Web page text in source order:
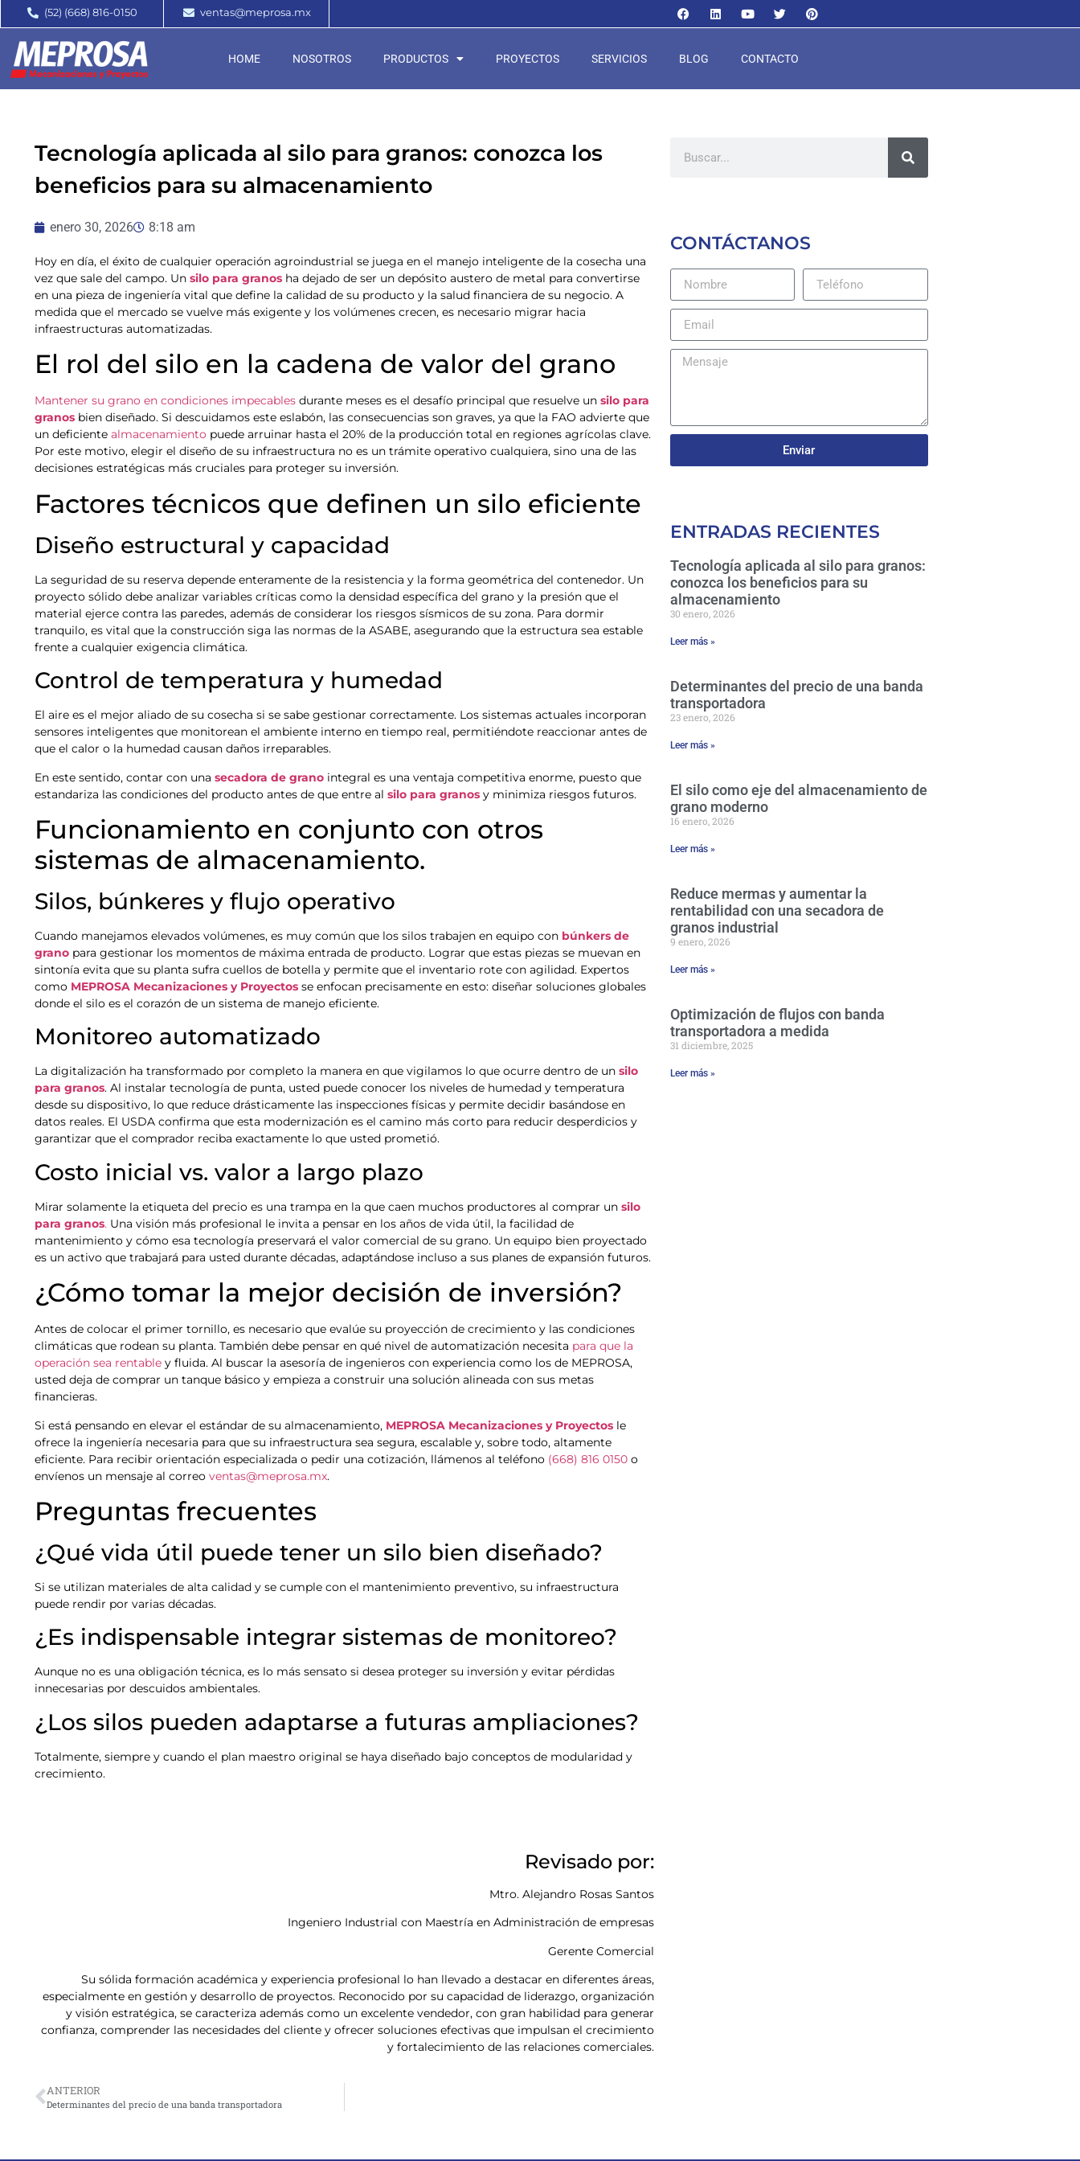
(52) (668) 816-0150 ventas@meprosa.mx
HOME NOSOTROS PRODUCTOS PROYECTOS SERVICIOS BLOG CONTACTO
Tecnología aplicada al silo para granos: conozca los
beneficios para su almacenamiento
enero 30, 2026 8:18 am
Hoy en día, el éxito de cualquier operación agroindustrial se juega en el manejo inteligente de la cosecha una
vez que sale del campo. Un silo para granos ha dejado de ser un depósito austero de metal para convertirse
en una pieza de ingeniería vital que define la calidad de su producto y la salud financiera de su negocio. A
medida que el mercado se vuelve más exigente y los volúmenes crecen, es necesario migrar hacia
infraestructuras automatizadas.
El rol del silo en la cadena de valor del grano
Mantener su grano en condiciones impecables durante meses es el desafío principal que resuelve un silo para
granos bien diseñado. Si descuidamos este eslabón, las consecuencias son graves, ya que la FAO advierte que
un deficiente almacenamiento puede arruinar hasta el 20% de la producción total en regiones agrícolas clave.
Por este motivo, elegir el diseño de su infraestructura no es un trámite operativo cualquiera, sino una de las
decisiones estratégicas más cruciales para proteger su inversión.
Factores técnicos que definen un silo eficiente
Diseño estructural y capacidad
La seguridad de su reserva depende enteramente de la resistencia y la forma geométrica del contenedor. Un
proyecto sólido debe analizar variables críticas como la densidad específica del grano y la presión que el
material ejerce contra las paredes, además de considerar los riesgos sísmicos de su zona. Para dormir
tranquilo, es vital que la construcción siga las normas de la ASABE, asegurando que la estructura sea estable
frente a cualquier exigencia climática.
Control de temperatura y humedad
El aire es el mejor aliado de su cosecha si se sabe gestionar correctamente. Los sistemas actuales incorporan
sensores inteligentes que monitorean el ambiente interno en tiempo real, permitiéndote reaccionar antes de
que el calor o la humedad causan daños irreparables.
En este sentido, contar con una secadora de grano integral es una ventaja competitiva enorme, puesto que
estandariza las condiciones del producto antes de que entre al silo para granos y minimiza riesgos futuros.
Funcionamiento en conjunto con otros
sistemas de almacenamiento.
Silos, búnkeres y flujo operativo
Cuando manejamos elevados volúmenes, es muy común que los silos trabajen en equipo con búnkers de
grano para gestionar los momentos de máxima entrada de producto. Lograr que estas piezas se muevan en
sintonía evita que su planta sufra cuellos de botella y permite que el inventario rote con agilidad. Expertos
como MEPROSA Mecanizaciones y Proyectos se enfocan precisamente en esto: diseñar soluciones globales
donde el silo es el corazón de un sistema de manejo eficiente.
Monitoreo automatizado
La digitalización ha transformado por completo la manera en que vigilamos lo que ocurre dentro de un silo
para granos. Al instalar tecnología de punta, usted puede conocer los niveles de humedad y temperatura
desde su dispositivo, lo que reduce drásticamente las inspecciones físicas y permite decidir basándose en
datos reales. El USDA confirma que esta modernización es el camino más corto para reducir desperdicios y
garantizar que el comprador reciba exactamente lo que usted prometió.
Costo inicial vs. valor a largo plazo
Mirar solamente la etiqueta del precio es una trampa en la que caen muchos productores al comprar un silo
para granos. Una visión más profesional le invita a pensar en los años de vida útil, la facilidad de
mantenimiento y cómo esa tecnología preservará el valor comercial de su grano. Un equipo bien proyectado
es un activo que trabajará para usted durante décadas, adaptándose incluso a sus planes de expansión futuros.
¿Cómo tomar la mejor decisión de inversión?
Antes de colocar el primer tornillo, es necesario que evalúe su proyección de crecimiento y las condiciones
climáticas que rodean su planta. También debe pensar en qué nivel de automatización necesita para que la
operación sea rentable y fluida. Al buscar la asesoría de ingenieros con experiencia como los de MEPROSA,
usted deja de comprar un tanque básico y empieza a construir una solución alineada con sus metas
financieras.
Si está pensando en elevar el estándar de su almacenamiento, MEPROSA Mecanizaciones y Proyectos le
ofrece la ingeniería necesaria para que su infraestructura sea segura, escalable y, sobre todo, altamente
eficiente. Para recibir orientación especializada o pedir una cotización, llámenos al teléfono (668) 816 0150 o
envíenos un mensaje al correo ventas@meprosa.mx.
Preguntas frecuentes
¿Qué vida útil puede tener un silo bien diseñado?
Si se utilizan materiales de alta calidad y se cumple con el mantenimiento preventivo, su infraestructura
puede rendir por varias décadas.
¿Es indispensable integrar sistemas de monitoreo?
Aunque no es una obligación técnica, es lo más sensato si desea proteger su inversión y evitar pérdidas
innecesarias por descuidos ambientales.
¿Los silos pueden adaptarse a futuras ampliaciones?
Totalmente, siempre y cuando el plan maestro original se haya diseñado bajo conceptos de modularidad y
crecimiento.
Revisado por:
Mtro. Alejandro Rosas Santos
Ingeniero Industrial con Maestría en Administración de empresas
Gerente Comercial
Su sólida formación académica y experiencia profesional lo han llevado a destacar en diferentes áreas,
especialmente en gestión y desarrollo de proyectos. Reconocido por su capacidad de liderazgo, organización
y visión estratégica, se caracteriza además como un excelente vendedor, con gran habilidad para generar
confianza, comprender las necesidades del cliente y ofrecer soluciones efectivas que impulsan el crecimiento
y fortalecimiento de las relaciones comerciales.
ANTERIOR
Determinantes del precio de una banda transportadora
CONTÁCTANOS
Enviar
ENTRADAS RECIENTES
Tecnología aplicada al silo para granos:
conozca los beneficios para su
almacenamiento
30 enero, 2026
Leer más »
Determinantes del precio de una banda
transportadora
23 enero, 2026
Leer más »
El silo como eje del almacenamiento de
grano moderno
16 enero, 2026
Leer más »
Reduce mermas y aumentar la
rentabilidad con una secadora de
granos industrial
9 enero, 2026
Leer más »
Optimización de flujos con banda
transportadora a medida
31 diciembre, 2025
Leer más »